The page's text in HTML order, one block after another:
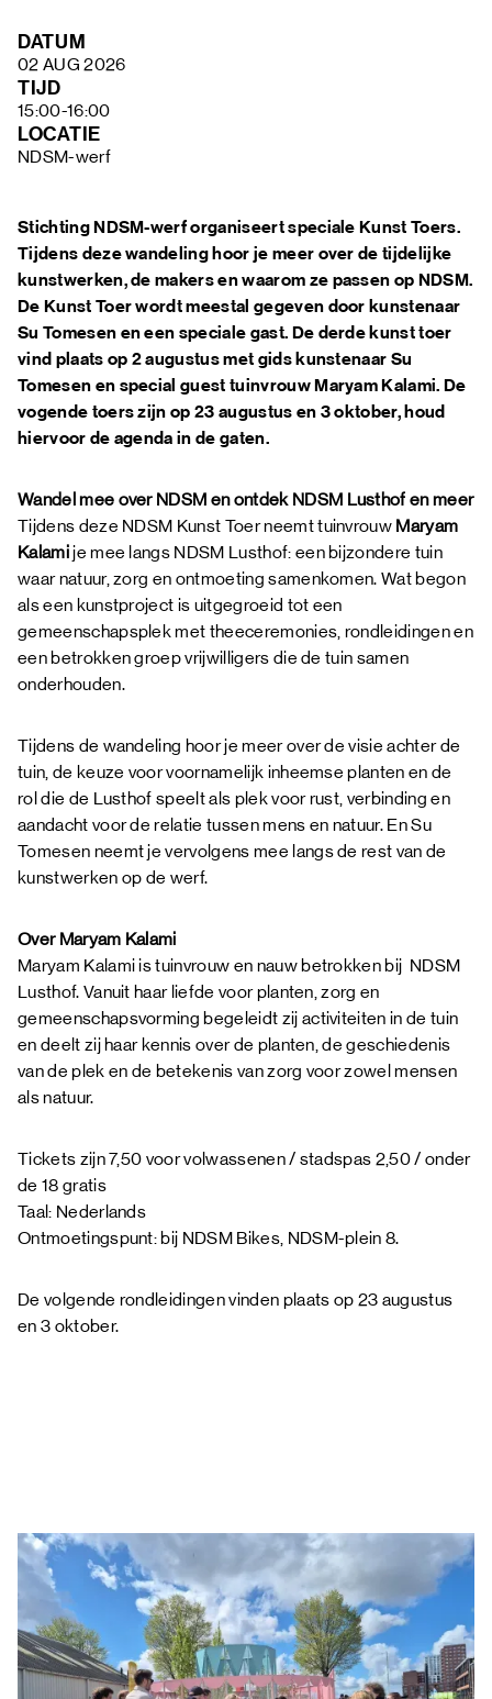
DATUM
02 AUG 2026
TIJD
15:00-16:00
LOCATIE
NDSM-werf
Stichting NDSM-werf organiseert speciale Kunst Toers.
Tijdens deze wandeling hoor je meer over de tijdelijke
kunstwerken, de makers en waarom ze passen op NDSM.
De Kunst Toer wordt meestal gegeven door kunstenaar
Su Tomesen en een speciale gast. De derde kunst toer
vind plaats op 2 augustus met gids kunstenaar Su
Tomesen en special guest tuinvrouw Maryam Kalami. De
vogende toers zijn op 23 augustus en 3 oktober, houd
hiervoor de agenda in de gaten.
Wandel mee over NDSM en ontdek NDSM Lusthof en meer
Tijdens deze NDSM Kunst Toer neemt tuinvrouw Maryam
Kalamije mee langs NDSM Lusthof: een bijzondere tuin
waar natuur, zorg en ontmoeting samenkomen. Wat begon
als een kunstproject is uitgegroeid tot een
gemeenschapsplek met theeceremonies, rondleidingen en
een betrokken groep vrijwilligers die de tuin samen
onderhouden.
Tijdens de wandeling hoor je meer over de visie achter de
tuin, de keuze voor voornamelijk inheemse planten en de
rol die de Lusthof speelt als plek voor rust, verbinding en
aandacht voor de relatie tussen mens en natuur. En Su
Tomesen neemt je vervolgens mee langs de rest van de
kunstwerken op de werf.
Over Maryam Kalami
Maryam Kalami is tuinvrouw en nauw betrokken bij NDSM
Lusthof. Vanuit haar liefde voor planten, zorg en
gemeenschapsvorming begeleidt zij activiteiten in de tuin
en deelt zij haar kennis over de planten, de geschiedenis
van de plek en de betekenis van zorg voor zowel mensen
als natuur.
Tickets zijn 7,50 voor volwassenen / stadspas 2,50 / onder
de 18 gratis
Taal: Nederlands
Ontmoetingspunt: bij NDSM Bikes, NDSM-plein 8.
De volgende rondleidingen vinden plaats op 23 augustus
en 3 oktober.